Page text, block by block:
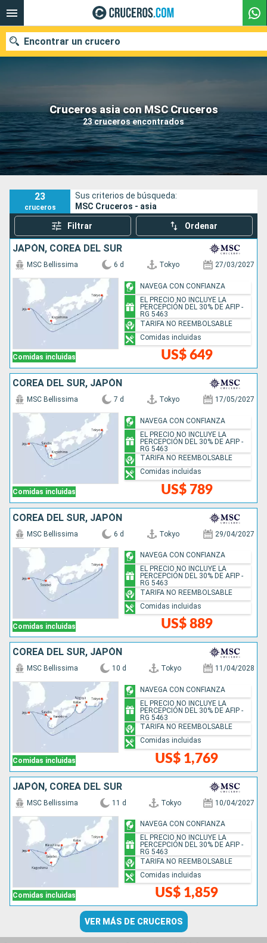
Cruceros asia con MSC Cruceros
23 cruceros encontrados
Encontrar un crucero
Nuestros destinos
Fecha de salida
Puertos Compañías
Buscar
23
cruceros
Sus criterios de búsqueda:
MSC Cruceros - asia
Filtrar Ordenar
JAPÓN, COREA DEL SUR
Comidas incluidas
MSC Bellissima 6 d Tokyo 27/03/2027
US$ 649
NAVEGA CON CONFIANZA
EL PRECIO NO INCLUYE LA
PERCEPCIÓN DEL 30% DE AFIP -
RG 5463
TARIFA NO REEMBOLSABLE
Comidas incluidas
COREA DEL SUR, JAPÓN
Comidas incluidas
MSC Bellissima 7 d Tokyo 17/05/2027
US$ 789
NAVEGA CON CONFIANZA
EL PRECIO NO INCLUYE LA
PERCEPCIÓN DEL 30% DE AFIP -
RG 5463
TARIFA NO REEMBOLSABLE
Comidas incluidas
COREA DEL SUR, JAPÓN
Comidas incluidas
MSC Bellissima 6 d Tokyo 29/04/2027
US$ 889
NAVEGA CON CONFIANZA
EL PRECIO NO INCLUYE LA
PERCEPCIÓN DEL 30% DE AFIP -
RG 5463
TARIFA NO REEMBOLSABLE
Comidas incluidas
COREA DEL SUR, JAPÓN
Comidas incluidas
MSC Bellissima 10 d Tokyo 11/04/2028
US$ 1,769
NAVEGA CON CONFIANZA
EL PRECIO NO INCLUYE LA
PERCEPCIÓN DEL 30% DE AFIP -
RG 5463
TARIFA NO REEMBOLSABLE
Comidas incluidas
JAPÓN, COREA DEL SUR
Comidas incluidas
MSC Bellissima 11 d Tokyo 10/04/2027
US$ 1,859
NAVEGA CON CONFIANZA
EL PRECIO NO INCLUYE LA
PERCEPCIÓN DEL 30% DE AFIP -
RG 5463
TARIFA NO REEMBOLSABLE
Comidas incluidas
VER MÁS DE CRUCEROS